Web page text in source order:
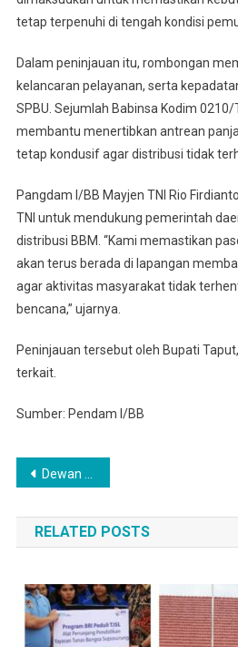
tetap terpenuhi di tengah kondisi
Dalam peninjauan itu, rombongan
kelancaran pelayanan, serta
SPBU. Sejumlah Babinsa Kodim
membantu menertibkan antrean
tetap kondusif agar distribusi tidak
Pangdam I/BB Mayjen TNI Rio
TNI untuk mendukung pemerintah
distribusi BBM. “Kami memastikan
akan terus berada di lapangan
agar aktivitas masyarakat tidak
bencana,” ujarnya.
Peninjauan tersebut oleh Bupati
terkait.
Sumber: Pendam I/BB
Navigasi
pos
Dewan Pers Dan Dekan Fisip UMSU Minta Para Jurnalis Tidak Intervensi Rekannya Yang Kritisi Soal Banjir
RELATED POSTS